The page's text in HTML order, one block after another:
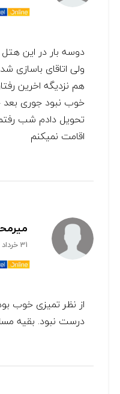
دوسه بار در این
ولی اتاقای باسازی
هم نزدیگه اخرین
خوب نبود جوری بعد
تحویل دادم شب
اقامت نمیکنم
31 خرداد 1400
از نظر تمیزی خوب
درست نبود. بقیه